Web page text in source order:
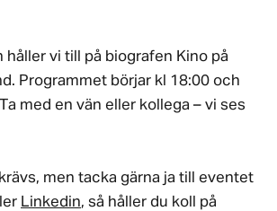
håller vi till på biografen Kino på
Programmet börjar kl 18:00 och
med en vän eller kollega – vi ses
men tacka gärna ja till eventet
Linkedin, så håller du koll på